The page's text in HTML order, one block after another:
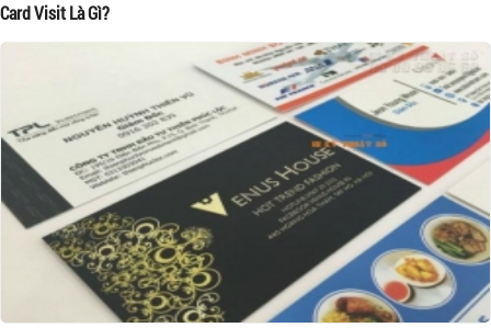
Card Visit Là Gì?